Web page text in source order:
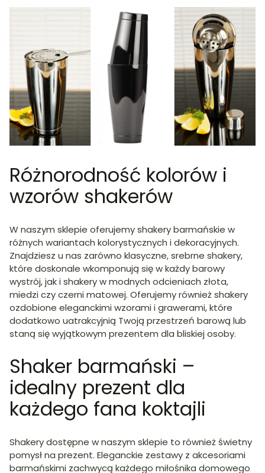
Różnorodność kolorów i
wzorów shakerów
W naszym sklepie oferujemy shakery barmańskie w
różnych wariantach kolorystycznych i dekoracyjnych.
Znajdziesz u nas zarówno klasyczne, srebrne shakery,
które doskonale wkomponują się w każdy barowy
wystrój, jak i shakery w modnych odcieniach złota,
miedzi czy czerni matowej. Oferujemy również shakery
ozdobione eleganckimi wzorami i grawerami, które
dodatkowo uatrakcyjnią Twoją przestrzeń barową lub
staną się wyjątkowym prezentem dla bliskiej osoby.
Shaker barmański –
idealny prezent dla
każdego fana koktajli
Shakery dostępne w naszym sklepie to również świetny
pomysł na prezent. Eleganckie zestawy z akcesoriami
barmańskimi zachwycą każdego miłośnika domowego